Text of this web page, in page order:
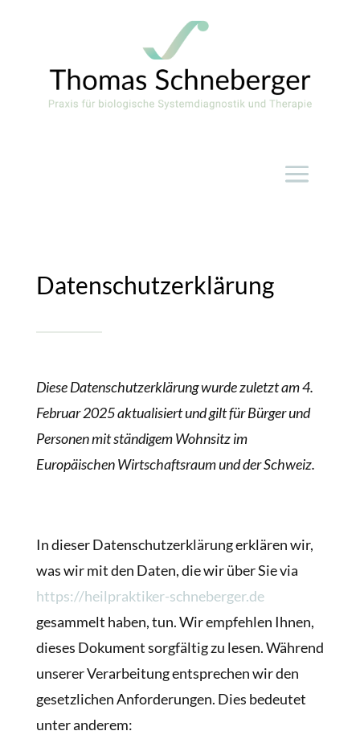
Datenschutzerklärung
Diese Datenschutzerklärung wurde zuletzt am 4.
Februar 2025 aktualisiert und gilt für Bürger und
Personen mit ständigem Wohnsitz im
Europäischen Wirtschaftsraum und der Schweiz.
In dieser Datenschutzerklärung erklären wir,
was wir mit den Daten, die wir über Sie via
https://heilpraktiker-schneberger.de
gesammelt haben, tun. Wir empfehlen Ihnen,
dieses Dokument sorgfältig zu lesen. Während
unserer Verarbeitung entsprechen wir den
gesetzlichen Anforderungen. Dies bedeutet
unter anderem: